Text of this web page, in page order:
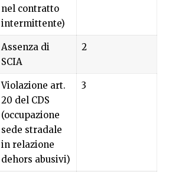
nel contratto
intermittente)
Assenza di
SCIA
2
Violazione art.
20 del CDS
(occupazione
sede stradale
in relazione
dehors abusivi)
3